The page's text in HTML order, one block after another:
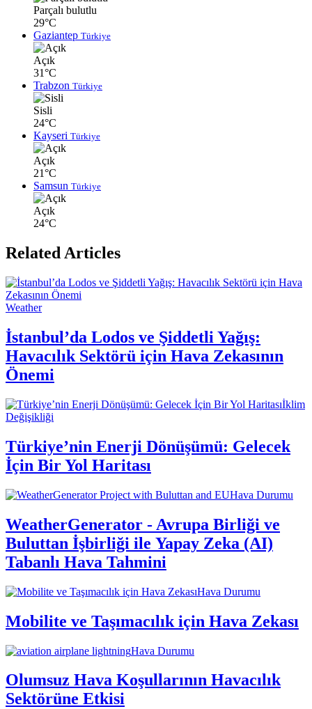
Parçalı bulutlu
29°C
Gaziantep Türkiye
Açık
31°C
Trabzon Türkiye
Sisli
24°C
Kayseri Türkiye
Açık
21°C
Samsun Türkiye
Açık
24°C
Related Articles
Weather
İstanbul’da Lodos ve Şiddetli Yağış:
Havacılık Sektörü için Hava Zekasının
Önemi
İklim
Değişikliği
Türkiye’nin Enerji Dönüşümü: Gelecek
İçin Bir Yol Haritası
Hava Durumu
WeatherGenerator - Avrupa Birliği ve
Buluttan İşbirliği ile Yapay Zeka (AI)
Tabanlı Hava Tahmini
Hava Durumu
Mobilite ve Taşımacılık için Hava Zekası
Hava Durumu
Olumsuz Hava Koşullarının Havacılık
Sektörüne Etkisi